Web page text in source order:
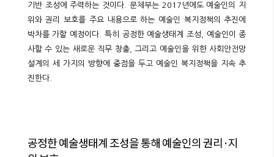
기반 조성에 주력하는 것이다. 문체부는 2017년에도 예술인의 지
위와 권리 보호를 주요 내용으로 하는 예술인 복지정책의 추진에
박차를 가할 예정이다. 특히 공정한 예술생태계 조성, 예술인이 종
사할 수 있는 새로운 직무 창출, 그리고 예술인을 위한 사회안전망
설계의 세 가지의 방향에 중점을 두고 예술인 복지정책을 지속 추
진한다.
공정한 예술생태계 조성을 통해 예술인의 권리·지